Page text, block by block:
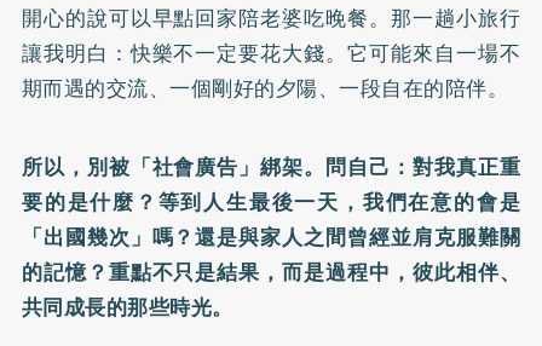
開心的說可以早點回家陪老婆吃晚餐。那一趟小旅行
讓我明白：快樂不一定要花大錢。它可能來自一場不
期而遇的交流、一個剛好的夕陽、一段自在的陪伴。
所以，別被「社會廣告」綁架。問自己：對我真正重
要的是什麼？等到人生最後一天，我們在意的會是
「出國幾次」嗎？還是與家人之間曾經並肩克服難關
的記憶？重點不只是結果，而是過程中，彼此相伴、
共同成長的那些時光。